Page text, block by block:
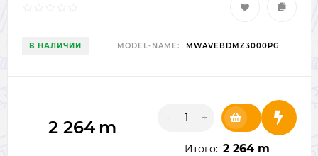
В НАЛИЧИИ MODEL-NAME: MWAVEBDMZ3000PG
2 264 m - +
Итого: 2 264 m